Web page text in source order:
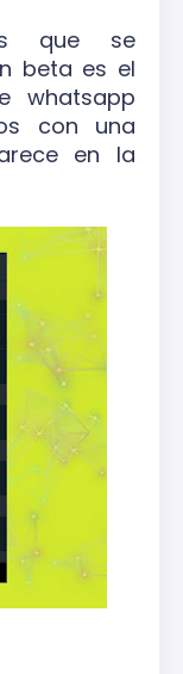
que se
beta es el
whatsapp
con una
en la